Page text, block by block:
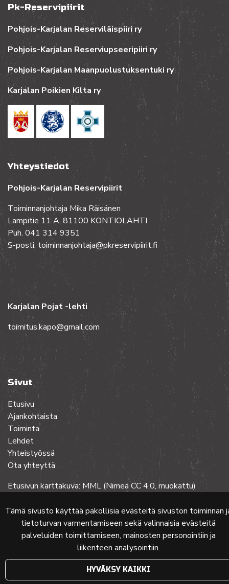
Tämä sivusto käyttää pakollisia evästeitä sivuston toiminnan
tietoturvan varmentamiseen sekä valinnaisia evästeitä
palveluiden toimittamiseen, mainosten personointiin ja
liikenteen analysointiin.
HYVÄKSY KAIKKI
Pk-Reservipiirit
Pohjois-Karjalan Reserviläispiiri ry
Pohjois-Karjalan Reserviupseeripiiri ry
Pohjois-Karjalan Maanpuolustuksentuki ry
Karjalan Poikien Kilta ry
Yhteystiedot
Pohjois-Karjalan Reservipiirit
Toiminnanjohtaja Mika Räisänen
Lampitie 11 A, 81100 KONTIOLAHTI
Puh. 041 314 9351
S-posti: toiminnanjohtaja@pkreservipiirit.fi
Karjalan Pojat -lehti
toimitus.kapo@gmail.com
Sivut
Etusivu
Ajankohtaista
Toiminta
Lehdet
Yhteistyössä
Ota yhteyttä
Etusivun karttakuva: MML (Nimeä CC 4.0, muokattu)
© 2024 PKMT | VerkkosivuatFlow Oy